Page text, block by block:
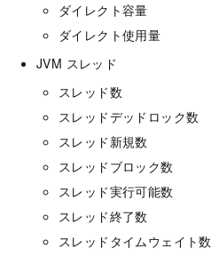
ダイレクト容量
ダイレクト使用量
JVM スレッド
スレッド数
スレッドデッドロック数
スレッド新規数
スレッドブロック数
スレッド実行可能数
スレッド終了数
スレッドタイムウェイト数